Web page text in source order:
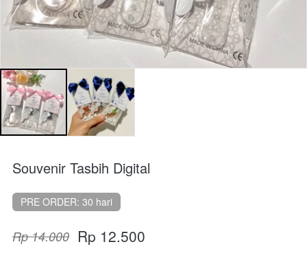
Souvenir Tasbih Digital
PRE ORDER: 30 hari
Rp 14.000 Rp 12.500